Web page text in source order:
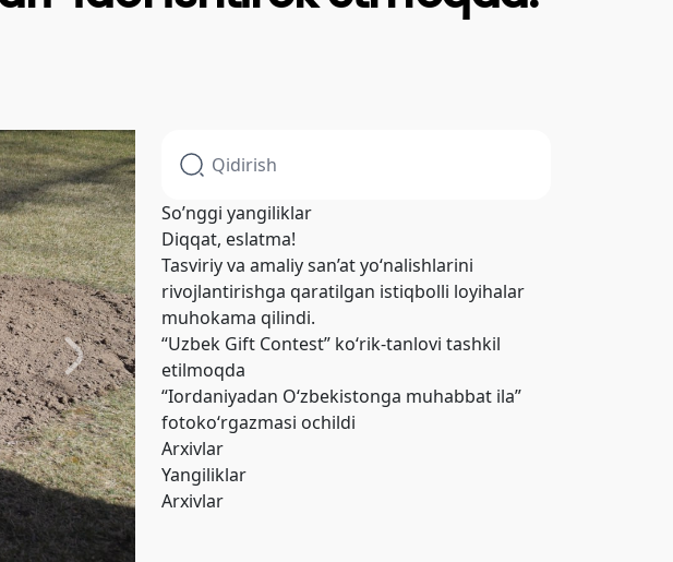
So’nggi yangiliklar
Diqqat, eslatma!
Tasviriy va amaliy san’at yo‘nalishlarini
rivojlantirishga qaratilgan istiqbolli loyihalar
muhokama qilindi.
“Uzbek Gift Contest” ko‘rik-tanlovi tashkil
etilmoqda
“Iordaniyadan O‘zbekistonga muhabbat ila”
fotoko‘rgazmasi ochildi
Arxivlar
Yangiliklar
Arxivlar